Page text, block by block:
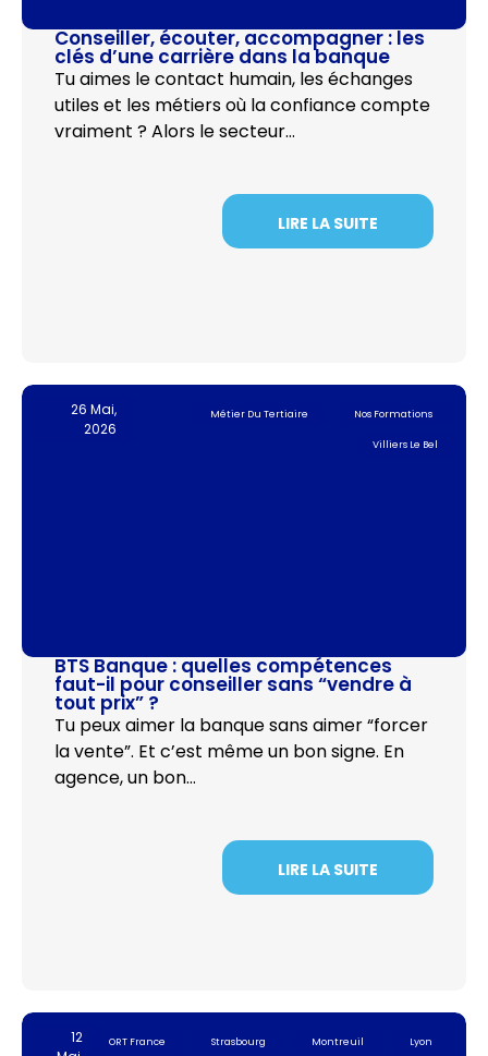
Conseiller, écouter, accompagner : les
clés d’une carrière dans la banque
Tu aimes le contact humain, les échanges
utiles et les métiers où la confiance compte
vraiment ? Alors le secteur…
LIRE LA SUITE
26 Mai,
2026
Métier Du Tertiaire Nos Formations
Villiers Le Bel
BTS Banque : quelles compétences
faut-il pour conseiller sans “vendre à
tout prix” ?
Tu peux aimer la banque sans aimer “forcer
la vente”. Et c’est même un bon signe. En
agence, un bon…
LIRE LA SUITE
12
ORT France Strasbourg Montreuil Lyon